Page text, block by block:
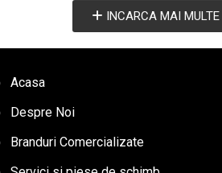
INCARCA MAI MULTE
Acasa
Despre Noi
Branduri Comercializate